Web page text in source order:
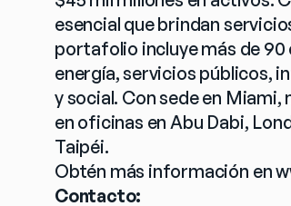
esencial que brindan
portafolio incluye más de 90
energía, servicios públicos,
y social. Con sede en
en oficinas en Abu Dabi,
Taipéi.
Obtén más información en
Contacto: